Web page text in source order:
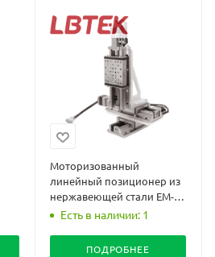
Моторизованный
линейный позиционер из
нержавеющей стали EM-
LSS90-300C1
Есть в наличии: 1
ПОДРОБНЕЕ